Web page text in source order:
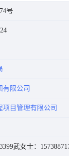
号
有限公司
目管理有限公司
武女士：